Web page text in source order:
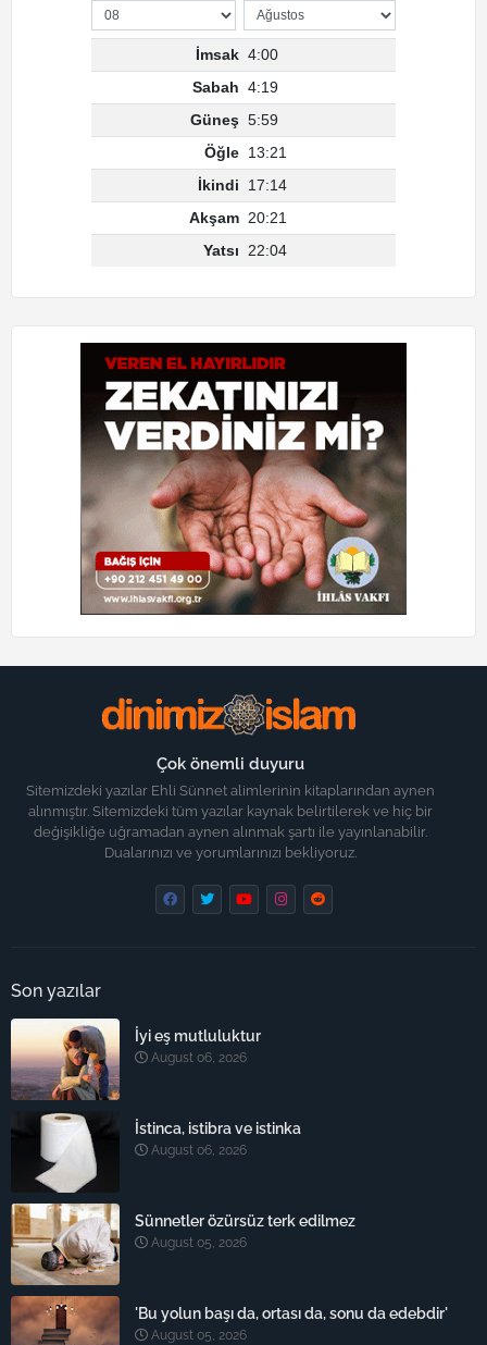
Çok önemli duyuru
Sitemizdeki yazılar Ehli Sünnet alimlerinin kitaplarından aynen
alınmıştır. Sitemizdeki tüm yazılar kaynak belirtilerek ve hiç bir
değişikliğe uğramadan aynen alınmak şartı ile yayınlanabilir.
Dualarınızı ve yorumlarınızı bekliyoruz.
Son yazılar
İyi eş mutluluktur
August 06, 2026
İstinca, istibra ve istinka
August 06, 2026
Sünnetler özürsüz terk edilmez
August 05, 2026
'Bu yolun başı da, ortası da, sonu da edebdir'
August 05, 2026